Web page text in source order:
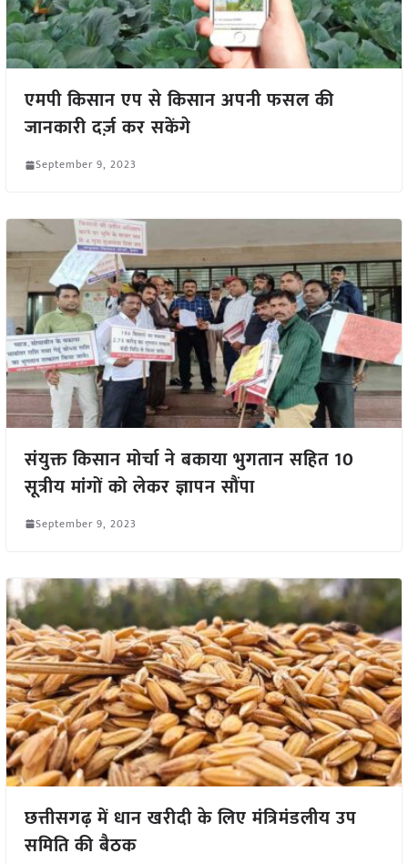
एमपी किसान एप से किसान अपनी फसल की
जानकारी दर्ज़ कर सकेंगे
September 9, 2023
संयुक्त किसान मोर्चा ने बकाया भुगतान सहित 10
सूत्रीय मांगों को लेकर ज्ञापन सौंपा
September 9, 2023
छत्तीसगढ़ में धान खरीदी के लिए मंत्रिमंडलीय उप
समिति की बैठक